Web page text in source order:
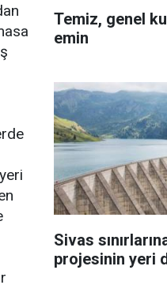
Temiz, genel
emin
Sivas
projesinin yeri